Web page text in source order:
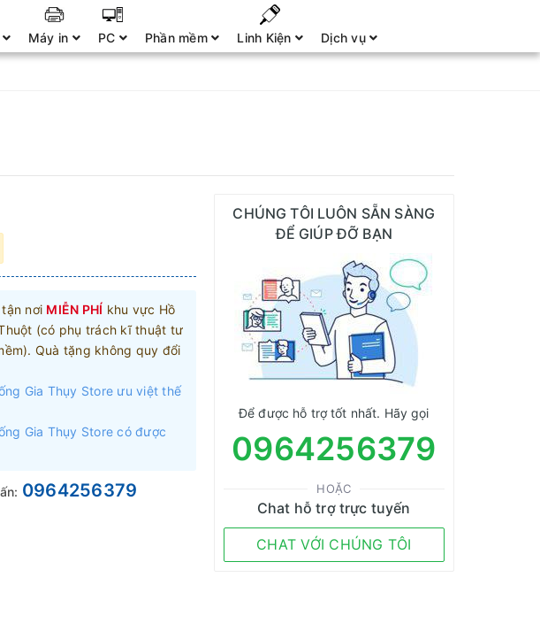
Máy in PC Phần mềm Linh Kiện Dịch vụ
nơi MIỄN PHÍ khu vực Hồ
(có phụ trách kĩ thuật tư
Quà tặng không quy đổi
Gia Thụy Store ưu việt thế
Gia Thụy Store có được
0964256379
CHÚNG TÔI LUÔN SẴN SÀNG
ĐỂ GIÚP ĐỠ BẠN
Để được hỗ trợ tốt nhất. Hãy gọi
0964256379
HOẶC
Chat hỗ trợ trực tuyến
CHAT VỚI CHÚNG TÔI